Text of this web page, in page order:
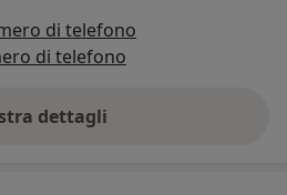
di telefono
di telefono
dettagli
sull'indirizzo